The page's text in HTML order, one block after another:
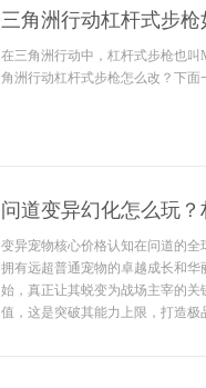
三角洲行动杠杆式步
在三角洲行动中，杠杆式步枪也
角洲行动杠杆式步枪怎么改？下
问道变异幻化怎么玩
变异宠物核心价格认知在问道的
拥有远超普通宠物的卓越成长和
始，真正让其蜕变为战场主宰的
值，这是突破其能力上限，打造